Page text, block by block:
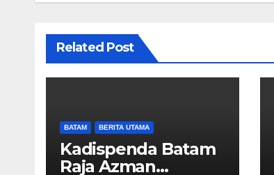
Related Post
BATAM BERITA UTAMA
Kadispenda Batam
Raja Azman